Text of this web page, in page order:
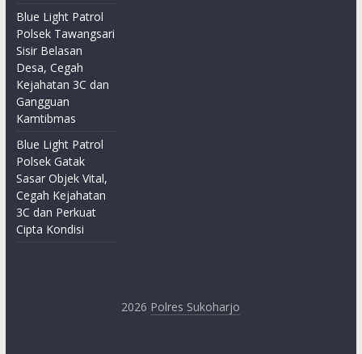
Blue Light Patrol
Polsek Tawangsari
Sisir Belasan
Desa, Cegah
Kejahatan 3C dan
Gangguan
Kamtibmas
Blue Light Patrol
Polsek Gatak
Sasar Objek Vital,
Cegah Kejahatan
3C dan Perkuat
Cipta Kondisi
2026 Polres Sukoharjo